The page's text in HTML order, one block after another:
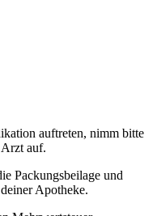
auftreten, nimm bitte
auf.
Packungsbeilage und
Apotheke.